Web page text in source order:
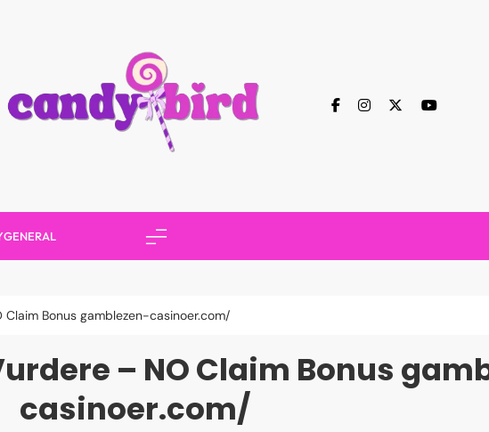
GENERAL
Bonus gamblezen-casinoer.com/
– NO Claim Bonus
casinoer.com/